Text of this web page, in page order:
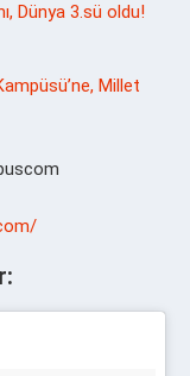
Dünya 3.sü oldu!
Millet